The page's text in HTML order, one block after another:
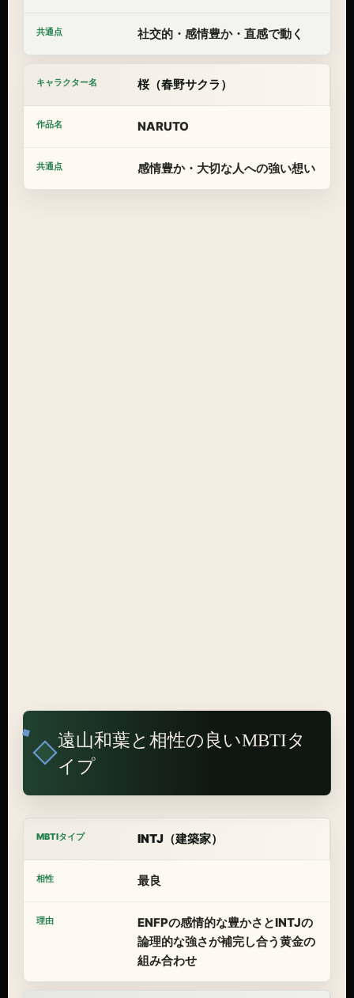
社交的・感情豊か・直感で動く
桜（春野サクラ）
NARUTO
感情豊か・大切な人への強い想い
遠山和葉と相性の良いMBTIタ
イプ
INTJ（建築家）
最良
ENFPの感情的な豊かさとINTJの
論理的な強さが補完し合う黄金の
組み合わせ